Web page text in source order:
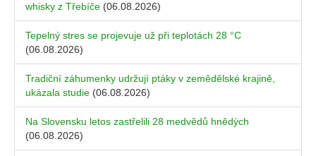
whisky z Třebíče (06.08.2026)
Tepelný stres se projevuje už při teplotách 28 °C
(06.08.2026)
Tradiční záhumenky udržují ptáky v zemědělské krajině,
ukázala studie (06.08.2026)
Na Slovensku letos zastřelili 28 medvědů hnědých
(06.08.2026)